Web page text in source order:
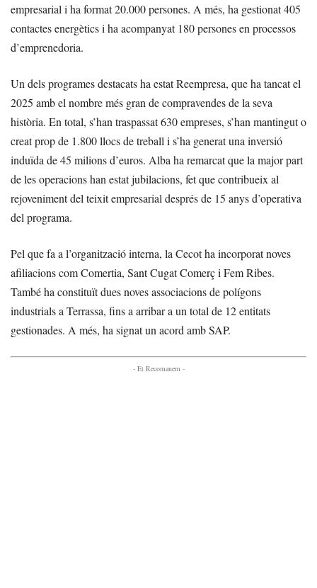
empresarial i ha format 20.000 persones. A més, ha gestionat 405
contactes energètics i ha acompanyat 180 persones en processos
d’emprenedoria.
Un dels programes destacats ha estat Reempresa, que ha tancat el
2025 amb el nombre més gran de compravendes de la seva
història. En total, s’han traspassat 630 empreses, s’han mantingut o
creat prop de 1.800 llocs de treball i s’ha generat una inversió
induïda de 45 milions d’euros. Alba ha remarcat que la major part
de les operacions han estat jubilacions, fet que contribueix al
rejoveniment del teixit empresarial després de 15 anys d’operativa
del programa.
Pel que fa a l’organització interna, la Cecot ha incorporat noves
afiliacions com Comertia, Sant Cugat Comerç i Fem Ribes.
També ha constituït dues noves associacions de polígons
industrials a Terrassa, fins a arribar a un total de 12 entitats
gestionades. A més, ha signat un acord amb SAP.
- Et Recomanem -